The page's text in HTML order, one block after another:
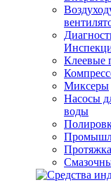
Клеевые
Миксеры
Насосы
воды